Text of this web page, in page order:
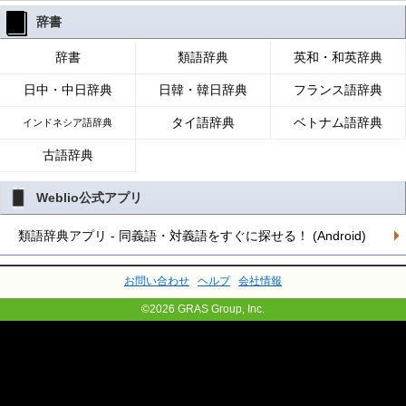
辞書
辞書 類語辞典 英和・和英辞典
日中・中日辞典 日韓・韓日辞典 フランス語辞典
インドネシア語辞典 タイ語辞典 ベトナム語辞典
古語辞典
Weblio公式アプリ
類語辞典アプリ - 同義語・対義語をすぐに探せる！ (Android)
お問い合わせ ヘルプ 会社情報
©2026 GRAS Group, Inc.